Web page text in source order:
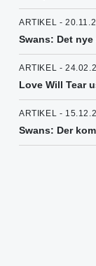
ARTIKEL -
Swans: Det
ARTIKEL -
Love Will Tear
ARTIKEL -
Swans: Der